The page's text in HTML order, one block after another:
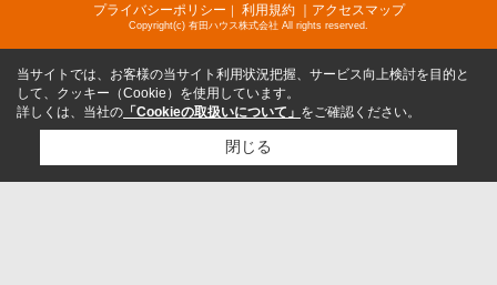
プライバシーポリシー ｜ 利用規約 ｜アクセスマップ
Copyright(c) 有田ハウス株式会社 All rights reserved.
当サイトでは、お客様の当サイト利用状況把握、サービス向上検討を目的と
して、クッキー（Cookie）を使用しています。
詳しくは、当社の 「Cookieの取扱いについて」 をご確認ください。
閉じる